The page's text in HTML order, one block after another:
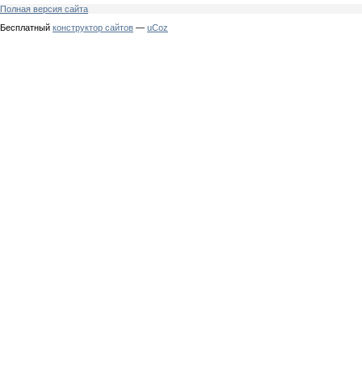
Полная версия сайта
Бесплатный конструктор сайтов — uCoz